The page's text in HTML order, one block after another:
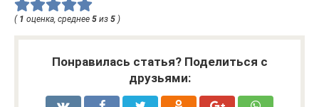
( 1 оценка, среднее 5 из 5 )
Понравилась статья? Поделиться с
друзьями: